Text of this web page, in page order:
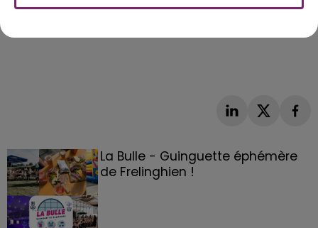
La Bulle - Guinguette éphémère
de Frelinghien !